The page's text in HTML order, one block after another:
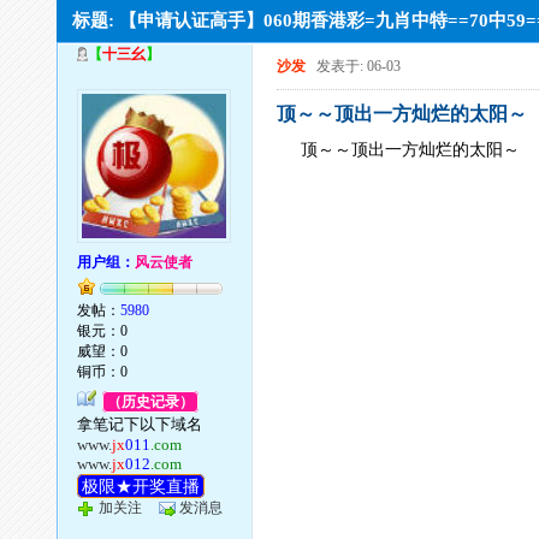
标题: 【申请认证高手】060期香港彩=九肖中特==70中
【十三幺】
用户组： 风云使者
发帖：5980
银元：0
威望：0
铜币：0
（历史记录）
拿笔记下以下域名
www.jx011.com
www.jx012.com
极限★开奖直播
加关注 发消息
沙发 发表于: 06-03
顶～～顶出一方灿烂的太阳～
顶～～顶出一方灿烂的太阳～